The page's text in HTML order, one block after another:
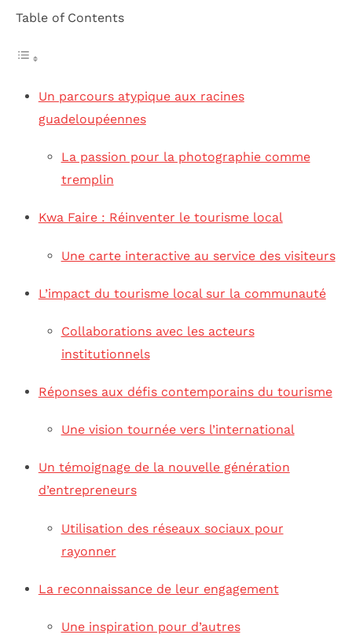
Table of Contents
Un parcours atypique aux racines
guadeloupéennes
La passion pour la photographie comme
tremplin
Kwa Faire : Réinventer le tourisme local
Une carte interactive au service des visiteurs
L’impact du tourisme local sur la communauté
Collaborations avec les acteurs
institutionnels
Réponses aux défis contemporains du tourisme
Une vision tournée vers l’international
Un témoignage de la nouvelle génération
d’entrepreneurs
Utilisation des réseaux sociaux pour
rayonner
La reconnaissance de leur engagement
Une inspiration pour d’autres